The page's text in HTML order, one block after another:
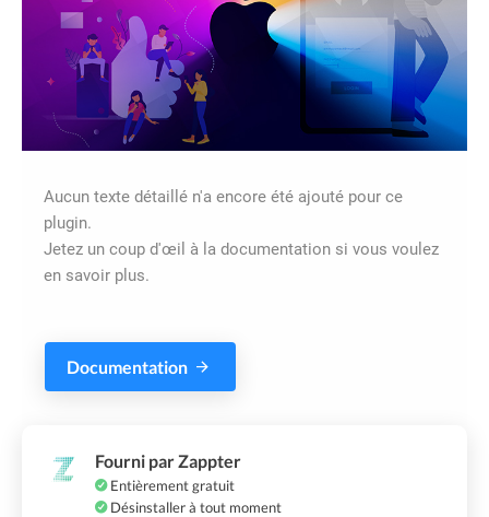
Aucun texte détaillé n'a encore été ajouté pour ce
plugin.
Jetez un coup d'œil à la documentation si vous voulez
en savoir plus.
Documentation
Fourni par Zappter
Entièrement gratuit
Désinstaller à tout moment